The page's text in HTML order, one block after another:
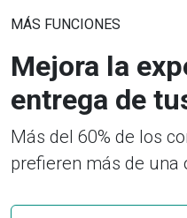
MÁS FUNCIONES
Mejora la
entrega de
Más del 60% de los
prefieren más de una